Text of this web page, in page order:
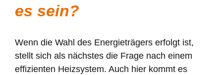
es sein?
Wenn die Wahl des Energieträgers erfolgt ist,
stellt sich als nächstes die Frage nach einem
effizienten Heizsystem. Auch hier kommt es